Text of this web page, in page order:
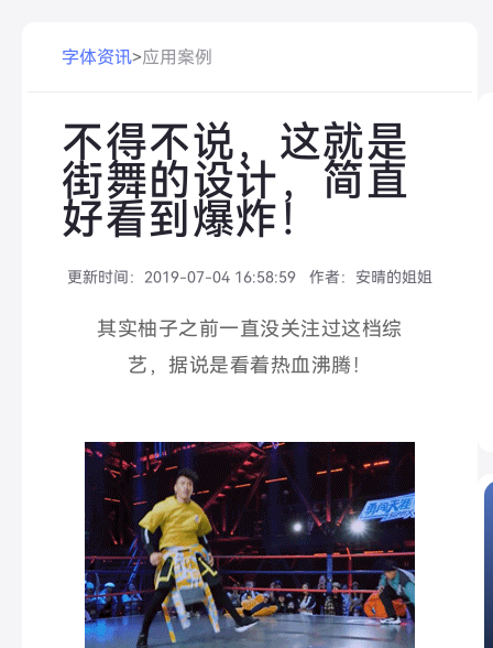
字体资讯>应用案例
不得不说，这就是
街舞的设计，简直
好看到爆炸！
更新时间： 2019-07-04 16:58:59 作者： 安晴的姐姐
其实柚子之前一直没关注过这档综
艺，据说是看着热血沸腾！